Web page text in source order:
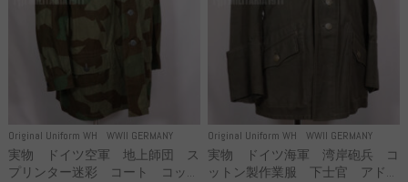
Original Uniform WH WWII GERMANY
実物 ドイツ空軍 地上師団 ス
プリンター迷彩 コート コッ...
Original Uniform WH WWII GERMANY
実物 ドイツ海軍 湾岸砲兵 コ
ットン製作業服 下士官 アド...